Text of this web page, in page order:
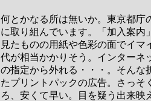
何とかなる所は無いか。東京都庁
に取り組んでいます。「加入案内
見たものの用紙や色彩の面でイマ
代が相当かかりそう。インターネ
の指定から外れる・・・。そんな
たプリントパックの広告。さっそ
ろ、安くて早い。目を疑う出来映